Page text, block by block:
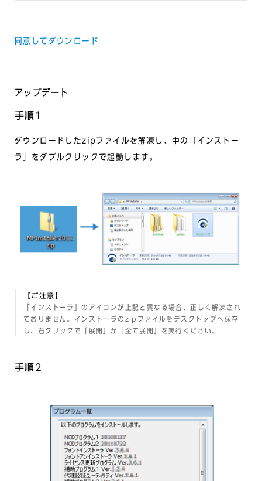
同意してダウンロード
アップデート
手順1
ダウンロードしたzipファイルを解凍し、中の「インストー
ラ」をダブルクリックで起動します。
【ご注意】
「インストーラ」のアイコンが上記と異なる場合、正しく解凍され
ておりません。インストーラのzipファイルをデスクトップへ保存
し、右クリックで「展開」か「全て展開」を実行ください。
手順2